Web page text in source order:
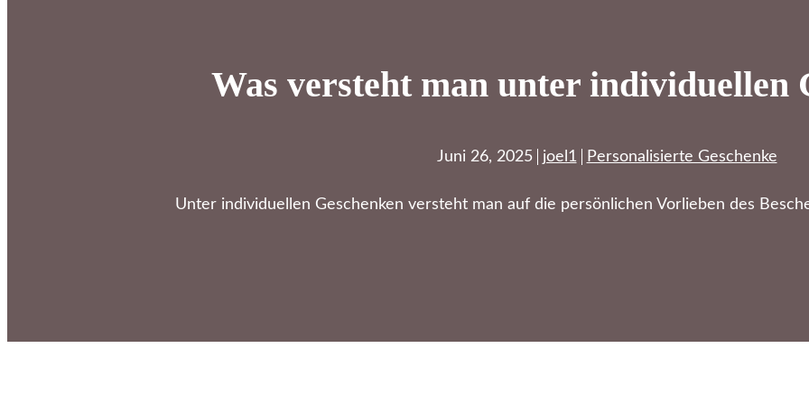
Was versteht man unter individuellen
Juni 26, 2025 joel1 Personalisierte Geschenke
Unter individuellen Geschenken versteht man auf die persönlichen Vorlieben des